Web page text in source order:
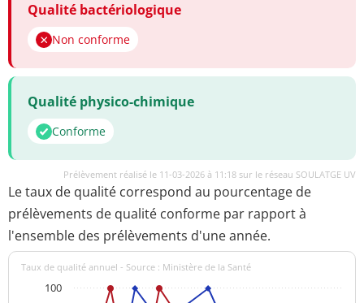
Qualité bactériologique
Non conforme
Qualité physico-chimique
Conforme
Prélèvement réalisé le 11-03-2026 à 11:18 sur le réseau SOULATGE UV
Le taux de qualité correspond au pourcentage de
prélèvements de qualité conforme par rapport à
l'ensemble des prélèvements d'une année.
Taux de qualité annuel - Source : Ministère de la Santé
100